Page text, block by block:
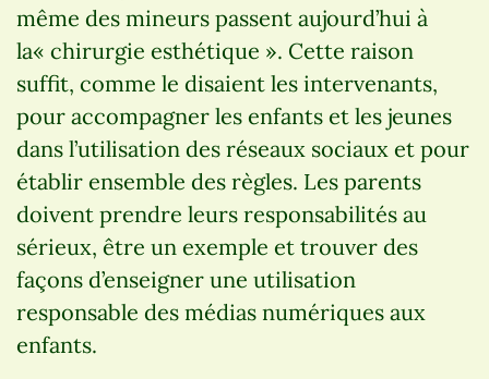
même des mineurs passent aujourd’hui à
la« chirurgie esthétique ». Cette raison
suffit, comme le disaient les intervenants,
pour accompagner les enfants et les jeunes
dans l’utilisation des réseaux sociaux et pour
établir ensemble des règles. Les parents
doivent prendre leurs responsabilités au
sérieux, être un exemple et trouver des
façons d’enseigner une utilisation
responsable des médias numériques aux
enfants.